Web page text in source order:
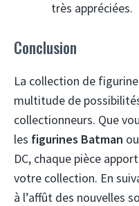
très appréciées.
Conclusion
La collection de
multitude de
collectionneurs. Que
les figurines Batman
DC, chaque pièce
votre collection. En
à l’affût des nouvelles